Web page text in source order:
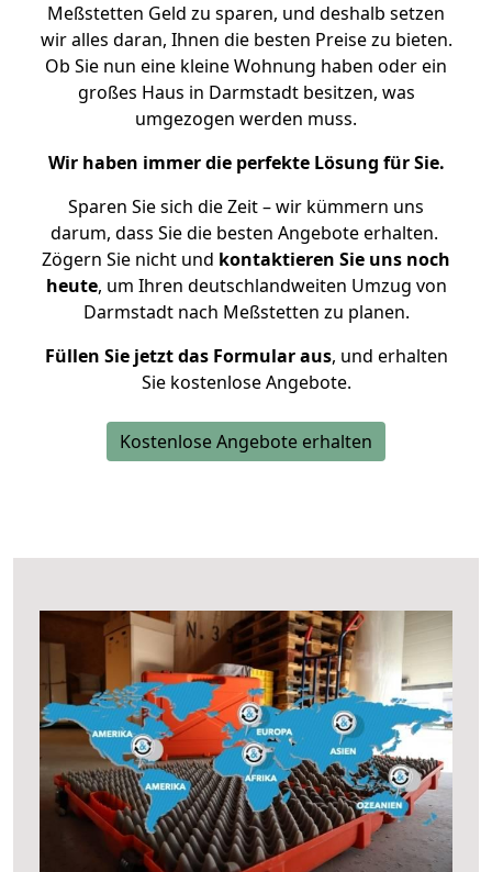
Meßstetten Geld zu sparen, und deshalb setzen
wir alles daran, Ihnen die besten Preise zu bieten.
Ob Sie nun eine kleine Wohnung haben oder ein
großes Haus in Darmstadt besitzen, was
umgezogen werden muss.
Wir haben immer die perfekte Lösung für Sie.
Sparen Sie sich die Zeit – wir kümmern uns
darum, dass Sie die besten Angebote erhalten.
Zögern Sie nicht und kontaktieren Sie uns noch
heute, um Ihren deutschlandweiten Umzug von
Darmstadt nach Meßstetten zu planen.
Füllen Sie jetzt das Formular aus, und erhalten
Sie kostenlose Angebote.
Kostenlose Angebote erhalten